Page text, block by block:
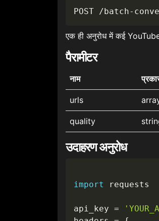
POST /batch-
एक ही अनुरोध में कई
पैरामीटर
नाम
urls
quality
उदाहरण अनुरोध
import requests
api_key =